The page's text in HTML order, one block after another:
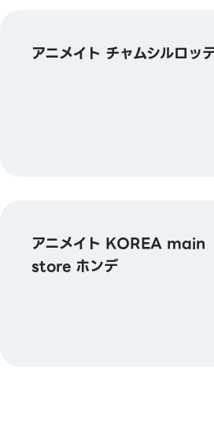
アニメイト チャムシルロッ
アニメイト KOREA main
store ホンデ